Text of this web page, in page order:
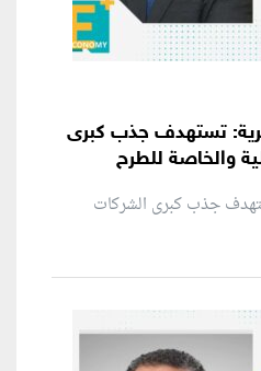
تستهدف جذب كبرى
والخاصة للطرح
جذب كبرى الشركات